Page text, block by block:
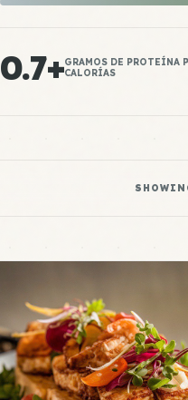
0.7+GRAMOS DE PROTEÍNA
CALORÍAS